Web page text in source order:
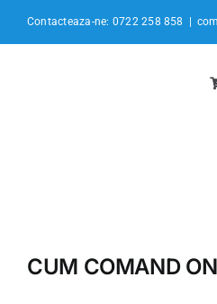
Contacteaza-ne: 0722 258 858
CUM COMAND